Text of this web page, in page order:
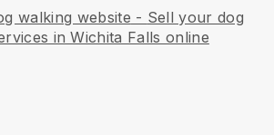
walking website - Sell your dog
in Wichita Falls online